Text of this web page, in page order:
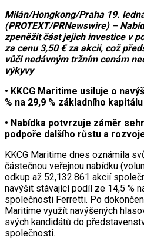
Milán/Hongkong/Praha 19.
(PROTEXT/PRNewswire) –
zpeněžit část jejich investice v
za cenu 3,50 € za akcii, což
vůči nedávným tržním cenám
výkyvy
• KKCG Maritime usiluje o
% na 29,9 % základního
• Nabídka potvrzuje záměr
podpoře dalšího růstu a
KKCG Maritime dnes oznámila
částečnou veřejnou nabídku
odkup až 52,132.861 akcií
navýšit stávající podíl ze 14,5 %
společnosti Ferretti. Po
Maritime využít navýšených
svých kandidátů do
společnosti.